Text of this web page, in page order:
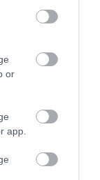
or
app.
támad
figyelmet